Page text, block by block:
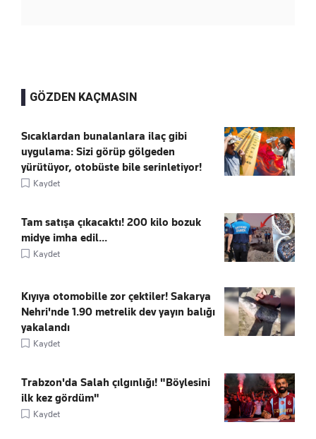
GÖZDEN KAÇMASIN
Sıcaklardan bunalanlara ilaç gibi
uygulama: Sizi görüp gölgeden
yürütüyor, otobüste bile serinletiyor!
Kaydet
Tam satışa çıkacaktı! 200 kilo bozuk
midye imha edil...
Kaydet
Kıyıya otomobille zor çektiler! Sakarya
Nehri'nde 1.90 metrelik dev yayın balığı
yakalandı
Kaydet
Trabzon'da Salah çılgınlığı! "Böylesini
ilk kez gördüm"
Kaydet